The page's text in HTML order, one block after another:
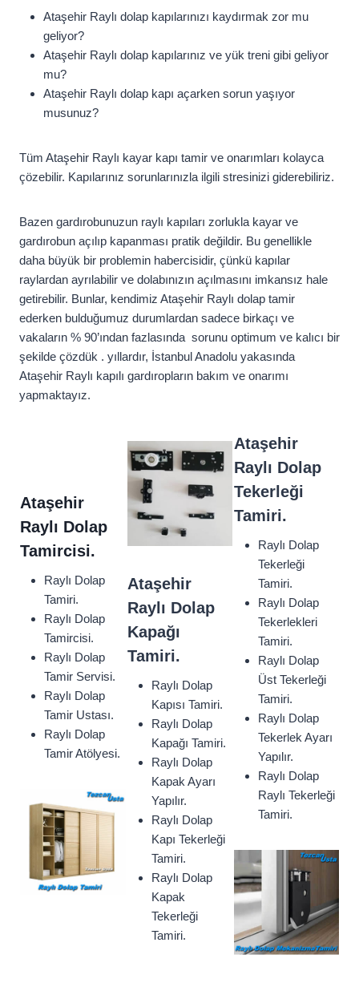
Ataşehir Raylı dolap kapılarınızı kaydırmak zor mu
geliyor?
Ataşehir Raylı dolap kapılarınız ve yük treni gibi geliyor
mu?
Ataşehir Raylı dolap kapı açarken sorun yaşıyor
musunuz?
Tüm Ataşehir Raylı kayar kapı tamir ve onarımları kolayca
çözebilir. Kapılarınız sorunlarınızla ilgili stresinizi giderebiliriz.
Bazen gardırobunuzun raylı kapıları zorlukla kayar ve
gardırobun açılıp kapanması pratik değildir. Bu genellikle
daha büyük bir problemin habercisidir, çünkü kapılar
raylardan ayrılabilir ve dolabınızın açılmasını imkansız hale
getirebilir. Bunlar, kendimiz Ataşehir Raylı dolap tamir
ederken bulduğumuz durumlardan sadece birkaçı ve
vakaların % 90’ından fazlasında sorunu optimum ve kalıcı bir
şekilde çözdük . yıllardır, İstanbul Anadolu yakasında
Ataşehir Raylı kapılı gardıropların bakım ve onarımı
yapmaktayız.
Ataşehir
Raylı Dolap
Tamircisi.
Raylı Dolap
Tamiri.
Raylı Dolap
Tamircisi.
Raylı Dolap
Tamir Servisi.
Raylı Dolap
Tamir Ustası.
Raylı Dolap
Tamir Atölyesi.
Ataşehir
Raylı Dolap
Kapağı
Tamiri.
Raylı Dolap
Kapısı Tamiri.
Raylı Dolap
Kapağı Tamiri.
Raylı Dolap
Kapak Ayarı
Yapılır.
Raylı Dolap
Kapı Tekerleği
Tamiri.
Raylı Dolap
Kapak
Tekerleği
Tamiri.
Ataşehir
Raylı Dolap
Tekerleği
Tamiri.
Raylı Dolap
Tekerleği
Tamiri.
Raylı Dolap
Tekerlekleri
Tamiri.
Raylı Dolap
Üst Tekerleği
Tamiri.
Raylı Dolap
Tekerlek Ayarı
Yapılır.
Raylı Dolap
Raylı Tekerleği
Tamiri.